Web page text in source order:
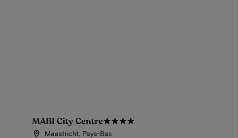
MABI City Centre★★★★
Maastricht, Pays-Bas